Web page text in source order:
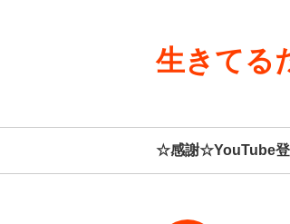
生きてる
☆感謝☆YouTube登